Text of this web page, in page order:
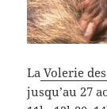
La Volerie
jusqu’au 27